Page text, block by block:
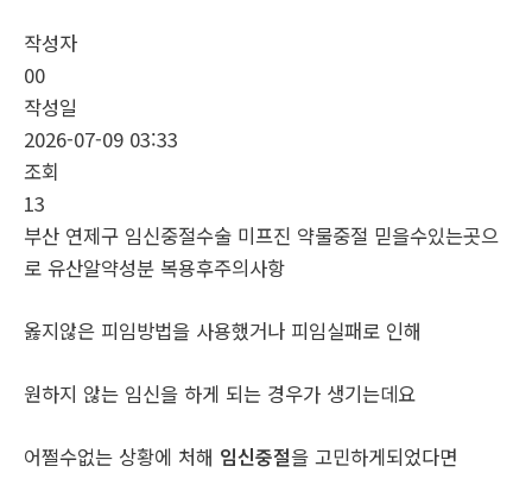
작성자
00
작성일
2026-07-09 03:33
조회
13
부산 연제구 임신중절수술 미프진 약물중절 믿을수있는곳으
로 유산알약성분 복용후주의사항
옳지않은 피임방법을 사용했거나 피임실패로 인해
원하지 않는 임신을 하게 되는 경우가 생기는데요
어쩔수없는 상황에 처해 임신중절을 고민하게되었다면